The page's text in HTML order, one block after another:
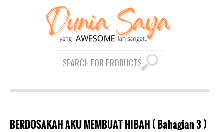
BERDOSAKAH AKU MEMBUAT HIBAH ( Bahagian 3 )